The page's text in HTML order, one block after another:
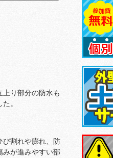
り部分の防水も
。
び割れや膨れ、防
みが進みやすい部